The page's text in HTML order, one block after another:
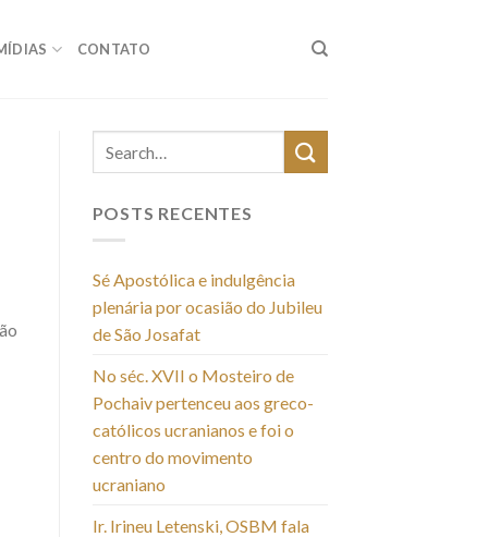
CONTATO
POSTS RECENTES
Sé Apostólica e indulgência
plenária por ocasião do Jubileu
de São Josafat
No séc. XVII o Mosteiro de
Pochaiv pertenceu aos greco-
católicos ucranianos e foi o
centro do movimento
ucraniano
Ir. Irineu Letenski, OSBM fala